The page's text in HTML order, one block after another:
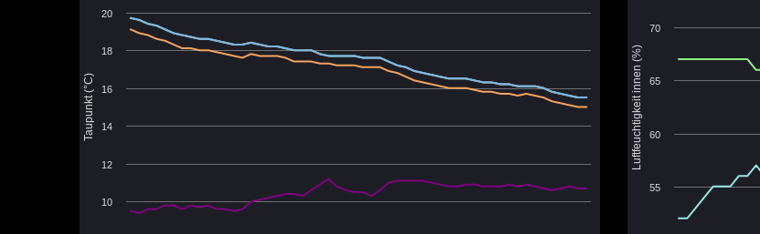
Taupunkt (°C)
10
12
14
16
18
20
Luftfeuchtigkeit innen (%)
55
60
65
70